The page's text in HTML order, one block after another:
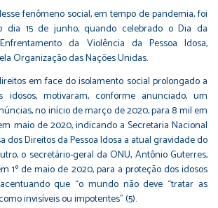
fenômeno social, em tempo de pandemia, foi
dia 15 de junho, quando celebrado o Dia da
da Violência da Pessoa Idosa,
Organização das Nações Unidas.
em face do isolamento social prolongado a
motivaram, conforme anunciado, um
no início de março de 2020, para 8 mil em
maio de 2020, indicando a Secretaria Nacional
dos Direitos da Pessoa Idosa a atual gravidade do
o secretário-geral da ONU, Antônio Guterres,
1º de maio de 2020, para a proteção dos idosos
que “o mundo não deve “tratar as
invisíveis ou impotentes” (5).